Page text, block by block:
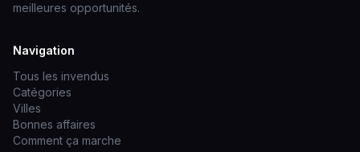
meilleures opportunités.
Navigation
Tous les invendus
Catégories
Villes
Bonnes affaires
Comment ça marche